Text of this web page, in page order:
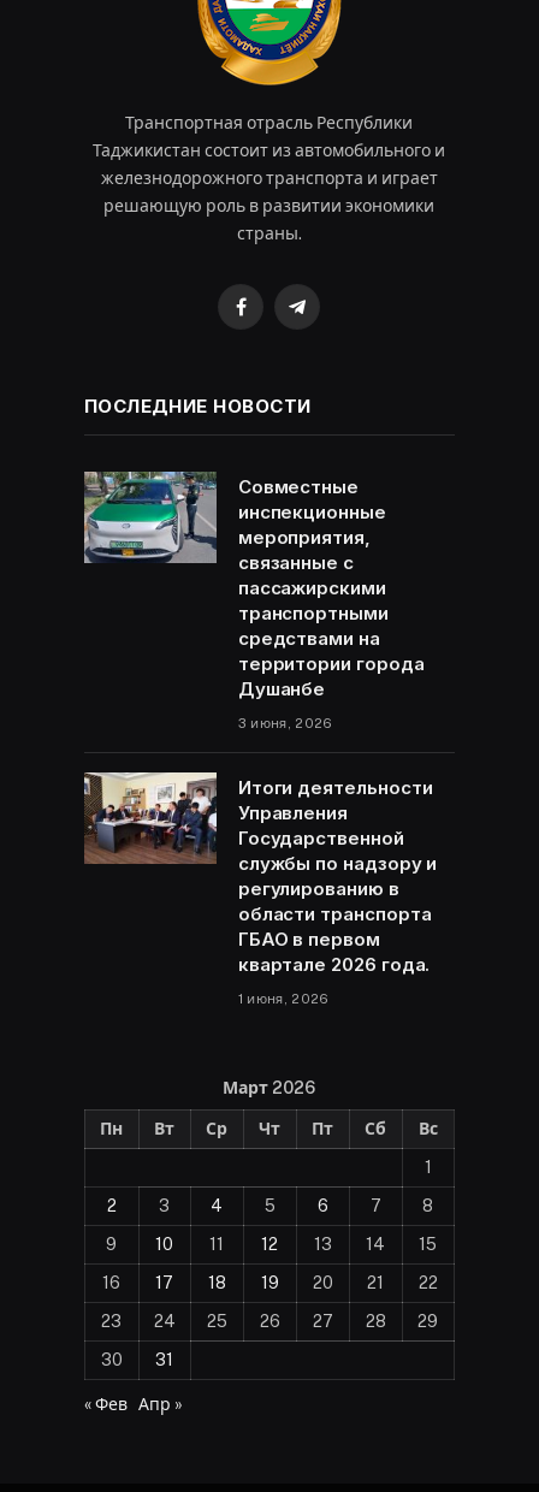
Транспортная отрасль Республики
Таджикистан состоит из автомобильного и
железнодорожного транспорта и играет
решающую роль в развитии экономики
страны.
FacebookTelegram
ПОСЛЕДНИЕ НОВОСТИ
Совместные
инспекционные
мероприятия,
связанные с
пассажирскими
транспортными
средствами на
территории города
Душанбе
3 июня, 2026
Итоги деятельности
Управления
Государственной
службы по надзору и
регулированию в
области транспорта
ГБАО в первом
квартале 2026 года.
1 июня, 2026
Март 2026
Пн Вт Ср Чт Пт Сб
Вс
1
2
3 4 5 6 7
8
9
10 11 12 13 14
15
16
17 18 19 20 21
22
23
24 25 26 27 28
29
30
31
« Фев Апр »